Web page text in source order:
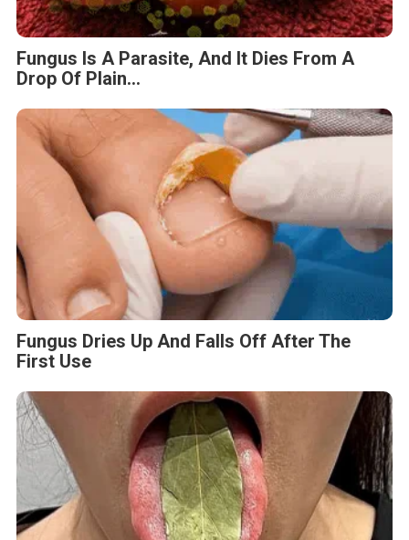
Fungus Is A Parasite, And It Dies From A
Drop Of Plain...
Fungus Dries Up And Falls Off After The
First Use